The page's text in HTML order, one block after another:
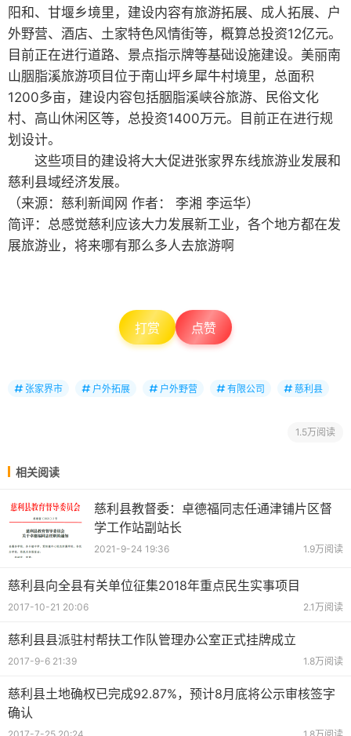
阳和、甘堰乡境里，建设内容有旅游拓展、成人拓展、户
外野营、酒店、土家特色风情街等，概算总投资12亿元。
目前正在进行道路、景点指示牌等基础设施建设。美丽南
山胭脂溪旅游项目位于南山坪乡犀牛村境里，总面积
1200多亩，建设内容包括胭脂溪峡谷旅游、民俗文化
村、高山休闲区等，总投资1400万元。目前正在进行规
划设计。
这些项目的建设将大大促进张家界东线旅游业发展和
慈利县域经济发展。
（来源：慈利新闻网 作者： 李湘 李运华）
简评：总感觉慈利应该大力发展新工业，各个地方都在发
展旅游业，将来哪有那么多人去旅游啊
打赏 点赞
张家界市 户外拓展 户外野营 有限公司 慈利县
1.5万阅读
相关阅读
慈利县教督委：卓德福同志任通津铺片区督
学工作站副站长
2021-9-24 19:36 1.9万阅读
慈利县向全县有关单位征集2018年重点民生实事项目
2017-10-21 20:06 2.1万阅读
慈利县县派驻村帮扶工作队管理办公室正式挂牌成立
2017-9-6 21:39 1.8万阅读
慈利县土地确权已完成92.87%，预计8月底将公示审核签字
确认